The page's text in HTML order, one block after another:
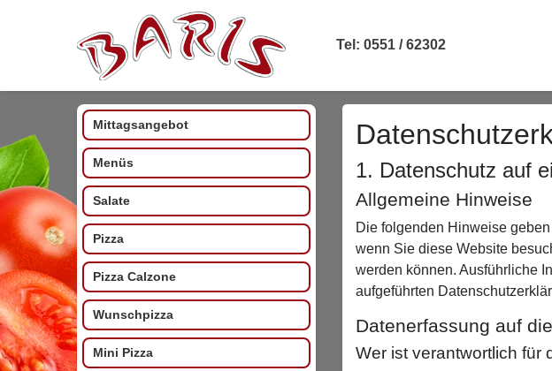
Tel: 0551 / 62302
Mittagsangebot
Menüs
Salate
Pizza
Pizza Calzone
Wunschpizza
Mini Pizza
1. Datenschutz auf
Allgemeine Hinweise
Die folgenden Hinweise
wenn Sie diese Website
werden können. Ausführliche
aufgeführten
Datenerfassung auf
Wer ist verantwortlich für